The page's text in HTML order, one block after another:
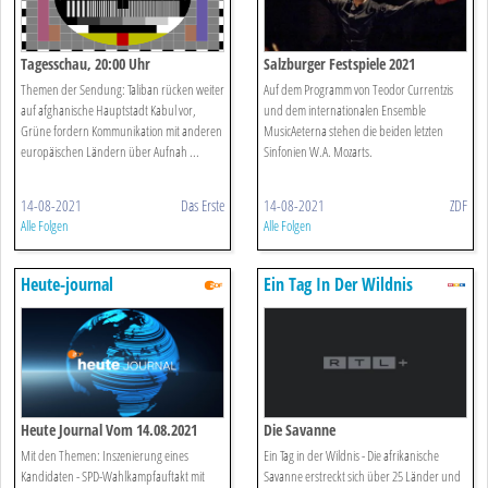
Tagesschau, 20:00 Uhr
Themen der Sendung: Taliban rücken weiter
auf afghanische Hauptstadt Kabul vor,
Grüne fordern Kommunikation mit anderen
europäischen Ländern über Aufnah ...
14-08-2021 Das Erste
Alle Folgen
Salzburger Festspiele 2021
Auf dem Programm von Teodor Currentzis
und dem internationalen Ensemble
MusicAeterna stehen die beiden letzten
Sinfonien W.A. Mozarts.
14-08-2021 ZDF
Alle Folgen
Heute-journal
Heute Journal Vom 14.08.2021
Mit den Themen: Inszenierung eines
Kandidaten - SPD-Wahlkampfauftakt mit
Ein Tag In Der Wildnis
Die Savanne
Ein Tag in der Wildnis - Die afrikanische
Savanne erstreckt sich über 25 Länder und